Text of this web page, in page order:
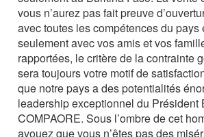
vous n’aurez pas fait preuve
avec toutes les compétences du pays
seulement avec vos amis et vos
rapportées, le critère de la contrainte
sera toujours votre motif de
que notre pays a des potentialités
leadership exceptionnel du Président
COMPAORE. Sous l’ombre de cet
avouez que vous n’êtes pas des